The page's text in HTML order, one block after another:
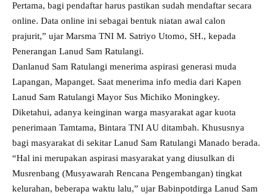
Pertama, bagi pendaftar harus pastikan sudah mendaftar secara
online. Data online ini sebagai bentuk niatan awal calon
prajurit,” ujar Marsma TNI M. Satriyo Utomo, SH., kepada
Penerangan Lanud Sam Ratulangi.
Danlanud Sam Ratulangi menerima aspirasi generasi muda
Lapangan, Mapanget. Saat menerima info media dari Kapen
Lanud Sam Ratulangi Mayor Sus Michiko Moningkey.
Diketahui, adanya keinginan warga masyarakat agar kuota
penerimaan Tamtama, Bintara TNI AU ditambah. Khususnya
bagi masyarakat di sekitar Lanud Sam Ratulangi Manado berada.
“Hal ini merupakan aspirasi masyarakat yang diusulkan di
Musrenbang (Musyawarah Rencana Pengembangan) tingkat
kelurahan, beberapa waktu lalu,” ujar Babinpotdirga Lanud Sam